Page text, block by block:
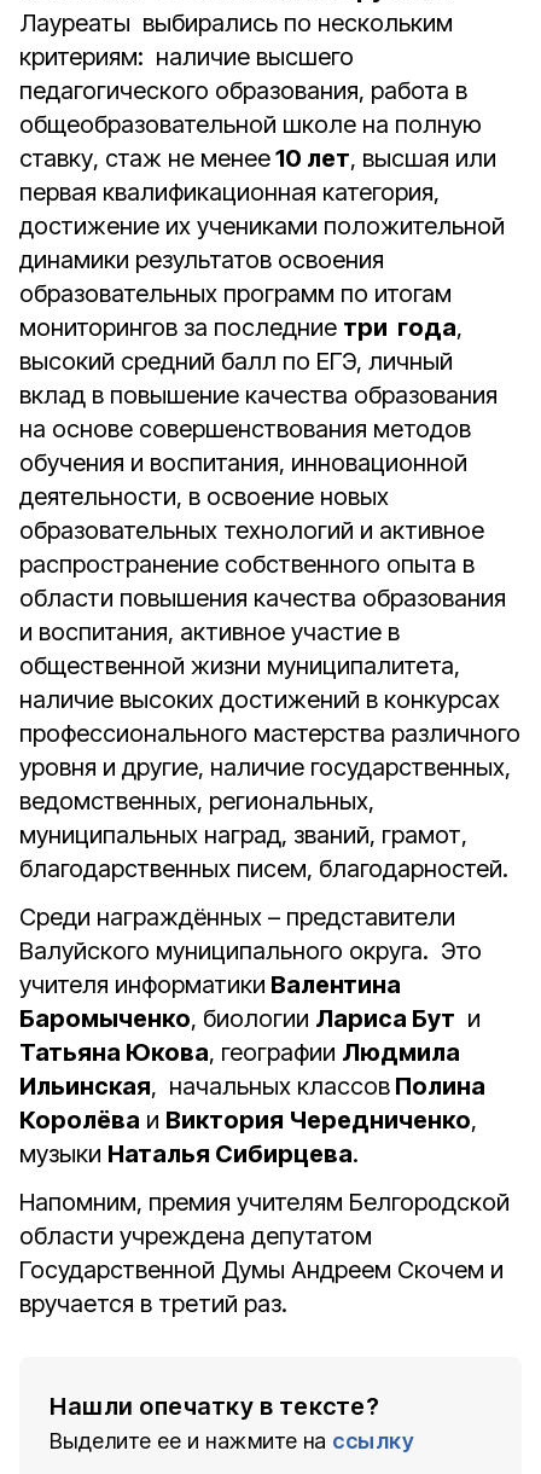
Лауреаты выбирались по нескольким
критериям: наличие высшего
педагогического образования, работа в
общеобразовательной школе на полную
ставку, стаж не менее10 лет, высшая или
первая квалификационная категория,
достижение их учениками положительной
динамики результатов освоения
образовательных программ по итогам
мониторингов за последние три года,
высокий средний балл по ЕГЭ, личный
вклад в повышение качества образования
на основе совершенствования методов
обучения и воспитания, инновационной
деятельности, в освоение новых
образовательных технологий и активное
распространение собственного опыта в
области повышения качества образования
и воспитания, активное участие в
общественной жизни муниципалитета,
наличие высоких достижений в конкурсах
профессионального мастерства различного
уровня и другие, наличие государственных,
ведомственных, региональных,
муниципальных наград, званий, грамот,
благодарственных писем, благодарностей.
Среди награждённых – представители
Валуйского муниципального округа. Это
учителя информатики Валентина
Баромыченко, биологии Лариса Бут и
Татьяна Юкова, географии Людмила
Ильинская, начальных классов Полина
Королёва и Виктория Чередниченко,
музыки Наталья Сибирцева.
Напомним, премия учителям Белгородской
области учреждена депутатом
Государственной Думы Андреем Скочем и
вручается в третий раз.
Нашли опечатку в тексте?
Выделите ее и нажмите на ссылку